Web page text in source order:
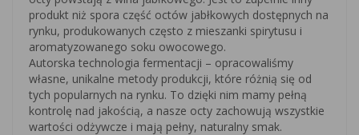
produkt niż spora część octów jabłkowych dostępnych na
rynku, produkowanych często z mieszanki spirytusu i
aromatyzowanego soku owocowego.
Autorska technologia fermentacji – opracowaliśmy
własne, unikalne metody produkcji, które różnią się od
tych popularnych na rynku. To dzięki nim mamy pełną
kontrolę nad jakością, a nasze octy zachowują wszystkie
wartości odżywcze i mają pełny, naturalny smak.